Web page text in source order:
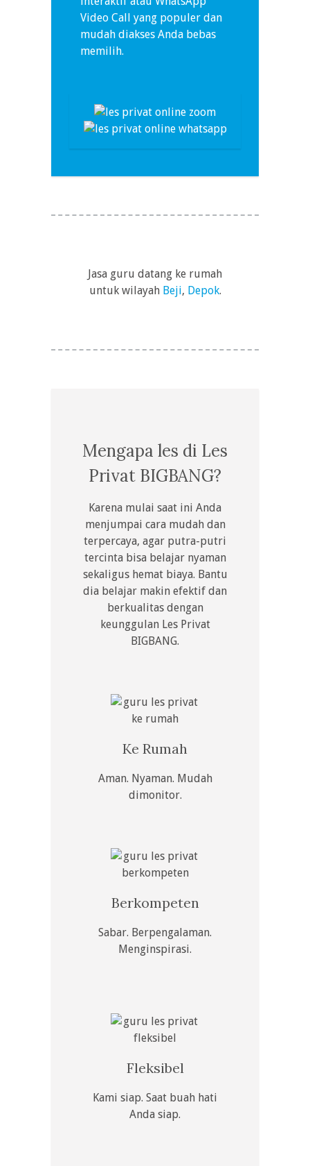
Video Call yang populer dan
mudah diakses Anda bebas
memilih.
Jasa guru datang ke rumah
untuk wilayah Beji, Depok.
Mengapa les di Les
Privat BIGBANG?
Karena mulai saat ini Anda
menjumpai cara mudah dan
terpercaya, agar putra-putri
tercinta bisa belajar nyaman
sekaligus hemat biaya. Bantu
dia belajar makin efektif dan
berkualitas dengan
keunggulan Les Privat
BIGBANG.
Ke Rumah
Aman. Nyaman. Mudah
dimonitor.
Berkompeten
Sabar. Berpengalaman.
Menginspirasi.
Fleksibel
Kami siap. Saat buah hati
Anda siap.